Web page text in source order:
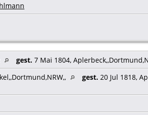
gest. 7 Mai 1804,
gest. 20 Jul 1818,